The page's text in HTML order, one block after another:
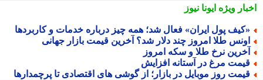
ویژهایونا نیوز
پول ایران» فعال شد؛ همه چیز درباره خدمات و کاربردها
طلا امروز چند دلار شد؟ آخرین قیمت بازار جهانی
نرخ طلا و سکه امروز
مرغ در آستانه افزایش
روز موبایل در بازار؛ از گوشی های اقتصادی تا پرچمدارها